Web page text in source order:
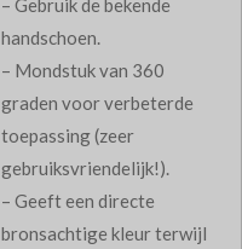
– Gebruik de bekende
handschoen.
– Mondstuk van 360
graden voor verbeterde
toepassing (zeer
gebruiksvriendelijk!).
– Geeft een directe
bronsachtige kleur terwijl